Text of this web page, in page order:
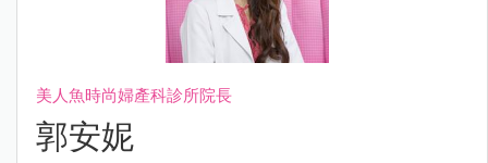
美人魚時尚婦產科診所院長
郭安妮